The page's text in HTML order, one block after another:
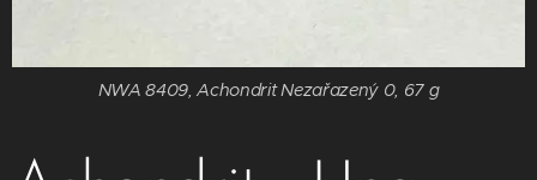
NWA 8409, Achondrit Nezařazený 0, 67 g